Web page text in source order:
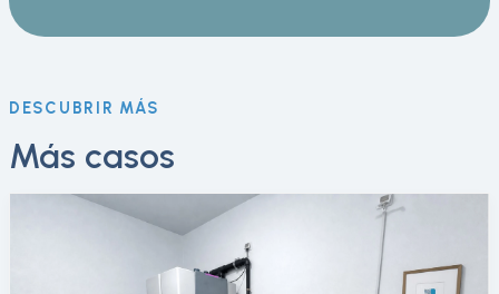
DESCUBRIR MÁS
Más casos